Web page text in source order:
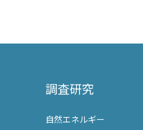
調査研究
自然エネルギー